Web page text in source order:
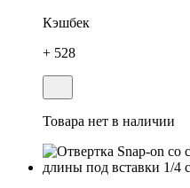
Кэшбек
+ 528
Товара нет в наличии